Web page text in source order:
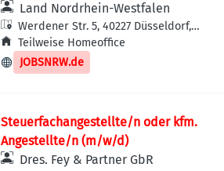
III BLand Nordrhein-Westfalen
Werdener Str. 5, 40227 Düsseldorf,
Deutschland
Teilweise Homeoffice
JOBSNRW.de
Steuerfachangestellte/n oder kfm.
Angestellte/n (m/w/d)
Dres. Fey & Partner GbR